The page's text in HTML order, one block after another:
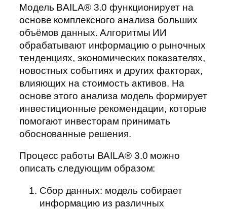
Модель BAILA® 3.0 функционирует на
основе комплексного анализа больших
объёмов данных. Алгоритмы ИИ
обрабатывают информацию о рыночных
тенденциях, экономических показателях,
новостных событиях и других факторах,
влияющих на стоимость активов. На
основе этого анализа модель формирует
инвестиционные рекомендации, которые
помогают инвесторам принимать
обоснованные решения.
Процесс работы BAILA® 3.0 можно
описать следующим образом:
Сбор данных: модель собирает
информацию из различных